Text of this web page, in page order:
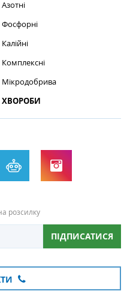
Азотні
Фосфорні
Калійні
Комплексні
Мікродобрива
ХВОРОБИ
розсилку
ПІДПИСАТИСЯ